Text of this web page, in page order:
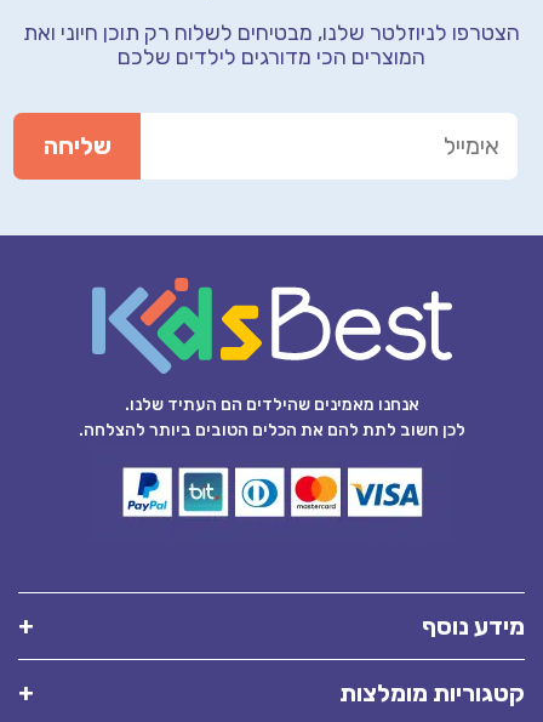
הצטרפו לניוזלטר שלנו, מבטיחים לשלוח רק תוכן חיוני ואת
המוצרים הכי מדורגים לילדים שלכם
אנחנו מאמינים שהילדים הם העתיד שלנו.
לכן חשוב לתת להם את הכלים הטובים ביותר להצלחה.
מידע נוסף
קטגוריות מומלצות